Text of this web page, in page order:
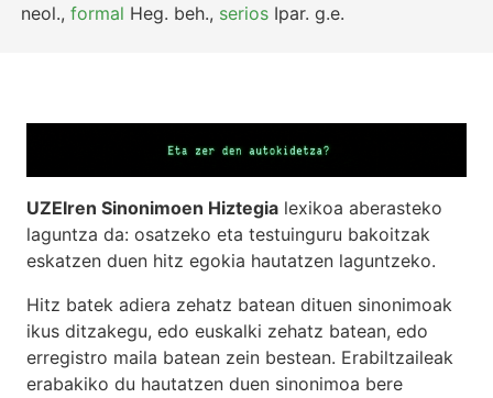
neol.,formal Heg. beh., serios Ipar. g.e.
UZEIren Sinonimoen Hiztegia lexikoa aberasteko
laguntza da: osatzeko eta testuinguru bakoitzak
eskatzen duen hitz egokia hautatzen laguntzeko.
Hitz batek adiera zehatz batean dituen sinonimoak
ikus ditzakegu, edo euskalki zehatz batean, edo
erregistro maila batean zein bestean. Erabiltzaileak
erabakiko du hautatzen duen sinonimoa bere